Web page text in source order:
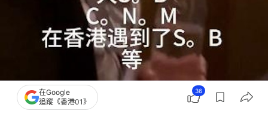
涉事母女拒絕關掉閃光燈爆爭執，事主稱被粗言穢語辱罵。（「threads＠
在Google
追蹤《香港01》
36